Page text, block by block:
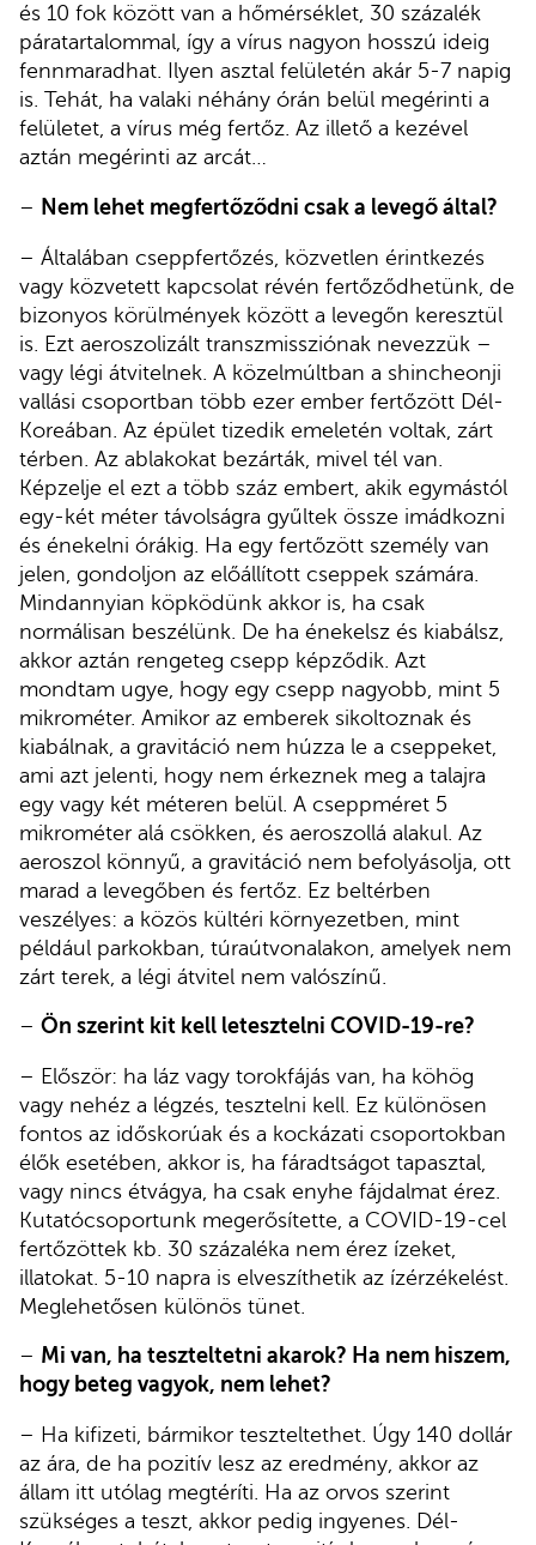
és 10 fok között van a hőmérséklet, 30 százalék
páratartalommal, így a vírus nagyon hosszú ideig
fennmaradhat. Ilyen asztal felületén akár 5-7 napig
is. Tehát, ha valaki néhány órán belül megérinti a
felületet, a vírus még fertőz. Az illető a kezével
aztán megérinti az arcát…
– Nem lehet megfertőződni csak a levegő által?
– Általában cseppfertőzés, közvetlen érintkezés
vagy közvetett kapcsolat révén fertőződhetünk, de
bizonyos körülmények között a levegőn keresztül
is. Ezt aeroszolizált transzmissziónak nevezzük –
vagy légi átvitelnek. A közelmúltban a shincheonji
vallási csoportban több ezer ember fertőzött Dél-
Koreában. Az épület tizedik emeletén voltak, zárt
térben. Az ablakokat bezárták, mivel tél van.
Képzelje el ezt a több száz embert, akik egymástól
egy-két méter távolságra gyűltek össze imádkozni
és énekelni órákig. Ha egy fertőzött személy van
jelen, gondoljon az előállított cseppek számára.
Mindannyian köpködünk akkor is, ha csak
normálisan beszélünk. De ha énekelsz és kiabálsz,
akkor aztán rengeteg csepp képződik. Azt
mondtam ugye, hogy egy csepp nagyobb, mint 5
mikrométer. Amikor az emberek sikoltoznak és
kiabálnak, a gravitáció nem húzza le a cseppeket,
ami azt jelenti, hogy nem érkeznek meg a talajra
egy vagy két méteren belül. A cseppméret 5
mikrométer alá csökken, és aeroszollá alakul. Az
aeroszol könnyű, a gravitáció nem befolyásolja, ott
marad a levegőben és fertőz. Ez beltérben
veszélyes: a közös kültéri környezetben, mint
például parkokban, túraútvonalakon, amelyek nem
zárt terek, a légi átvitel nem valószínű.
– Ön szerint kit kell letesztelni COVID-19-re?
– Először: ha láz vagy torokfájás van, ha köhög
vagy nehéz a légzés, tesztelni kell. Ez különösen
fontos az időskorúak és a kockázati csoportokban
élők esetében, akkor is, ha fáradtságot tapasztal,
vagy nincs étvágya, ha csak enyhe fájdalmat érez.
Kutatócsoportunk megerősítette, a COVID-19-cel
fertőzöttek kb. 30 százaléka nem érez ízeket,
illatokat. 5-10 napra is elveszíthetik az ízérzékelést.
Meglehetősen különös tünet.
– Mi van, ha teszteltetni akarok? Ha nem hiszem,
hogy beteg vagyok, nem lehet?
– Ha kifizeti, bármikor teszteltethet. Úgy 140 dollár
az ára, de ha pozitív lesz az eredmény, akkor az
állam itt utólag megtéríti. Ha az orvos szerint
szükséges a teszt, akkor pedig ingyenes. Dél-